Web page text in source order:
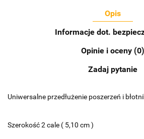
Opis
Informacje dot.
Opinie i oceny (0)
Zadaj pytanie
Uniwersalne przedłużenie poszerzeń i
Szerokość 2 cale ( 5,10 cm )